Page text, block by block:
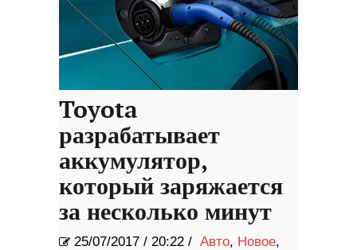
Toyota
разрабатывает
аккумулятор,
который заряжается
за несколько минут
25/07/2017 / 20:22 / Авто, Новое,